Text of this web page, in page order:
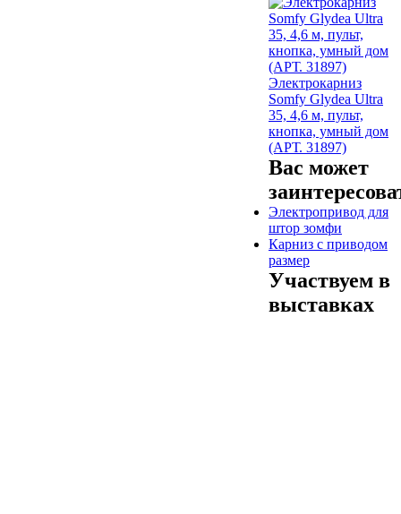
Электрокарниз
Somfy Glydea Ultra
35, 4,6 м, пульт,
кнопка, умный дом
(АРТ. 31897)
Вас может
Электропривод для
штор зомфи
Карниз с приводом
размер
Участвуем в
выставках